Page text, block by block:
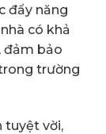
đẩy năng
có khả
đảm bảo
trường
tuyệt vời,